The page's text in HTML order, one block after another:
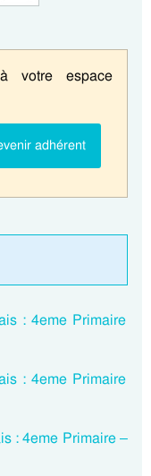
votre espace
adhérent
: 4eme Primaire
: 4eme Primaire
: 4eme Primaire –